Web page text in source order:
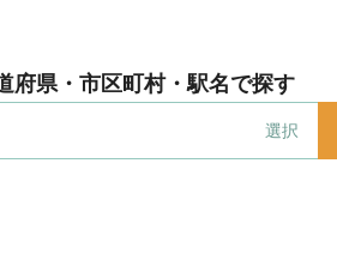
府県・市区町村・駅名で探す
選択